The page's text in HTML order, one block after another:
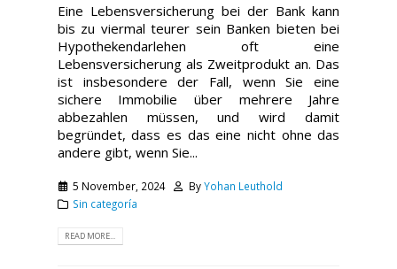
Eine Lebensversicherung bei der Bank kann
bis zu viermal teurer sein Banken bieten bei
Hypothekendarlehen oft eine
Lebensversicherung als Zweitprodukt an. Das
ist insbesondere der Fall, wenn Sie eine
sichere Immobilie über mehrere Jahre
abbezahlen müssen, und wird damit
begründet, dass es das eine nicht ohne das
andere gibt, wenn Sie...
5 November, 2024 ByYohan Leuthold
Sin categoría
READ MORE...